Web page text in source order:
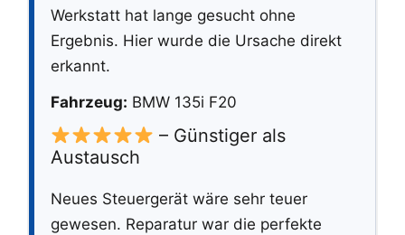
Werkstatt hat lange gesucht ohne
Ergebnis. Hier wurde die Ursache direkt
erkannt.
Fahrzeug: BMW 135i F20
– Günstiger als
Austausch
Neues Steuergerät wäre sehr teuer
gewesen. Reparatur war die perfekte